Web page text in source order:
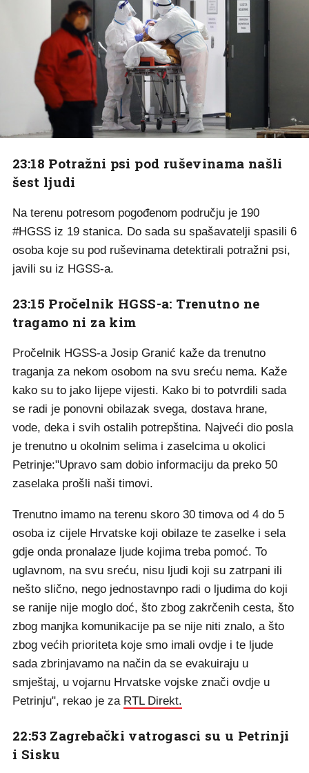
23:18 Potražni psi pod ruševinama našli
šest ljudi
Na terenu potresom pogođenom području je 190
#HGSS iz 19 stanica. Do sada su spašavatelji spasili 6
osoba koje su pod ruševinama detektirali potražni psi,
javili su iz HGSS-a.
23:15 Pročelnik HGSS-a: Trenutno ne
tragamo ni za kim
Pročelnik HGSS-a Josip Granić kaže da trenutno
traganja za nekom osobom na svu sreću nema. Kaže
kako su to jako lijepe vijesti. Kako bi to potvrdili sada
se radi je ponovni obilazak svega, dostava hrane,
vode, deka i svih ostalih potrepština. Najveći dio posla
je trenutno u okolnim selima i zaselcima u okolici
Petrinje:"Upravo sam dobio informaciju da preko 50
zaselaka prošli naši timovi.
Trenutno imamo na terenu skoro 30 timova od 4 do 5
osoba iz cijele Hrvatske koji obilaze te zaselke i sela
gdje onda pronalaze ljude kojima treba pomoć. To
uglavnom, na svu sreću, nisu ljudi koji su zatrpani ili
nešto slično, nego jednostavnpo radi o ljudima do koji
se ranije nije moglo doć, što zbog zakrčenih cesta, što
zbog manjka komunikacije pa se nije niti znalo, a što
zbog većih prioriteta koje smo imali ovdje i te ljude
sada zbrinjavamo na način da se evakuiraju u
smještaj, u vojarnu Hrvatske vojske znači ovdje u
Petrinju", rekao je za RTL Direkt.
22:53 Zagrebački vatrogasci su u Petrinji
i Sisku